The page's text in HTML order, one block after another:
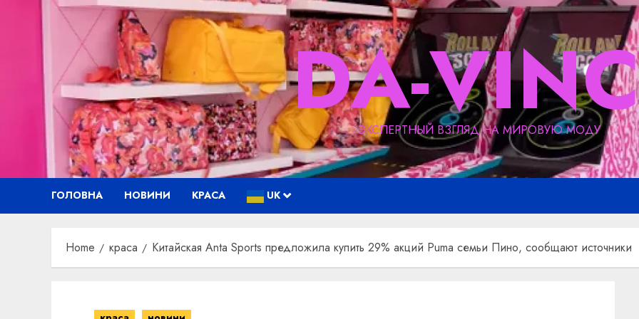
DA-
ЭКСПЕРТНЫЙ ВЗГЛЯД НА МИРОВУЮ МОДУ
ГОЛОВНА НОВИНИ КРАСА UK
Home краса Китайская Anta Sports предложила купить 29% акций Puma семьи Пино, сообщают источники